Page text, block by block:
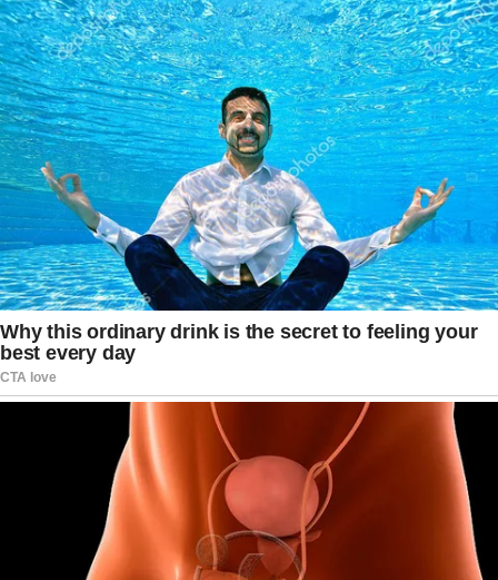
amigos transformaram a publicação em um
espaço de acolhimento, onde predominavam
palavras de conforto, fé e reconhecimento pela
trajetória de Maria Celeste.
Especialistas em comportamento apontam que
manifestações públicas de apoio durante
momentos de luto costumam gerar grande
identificação entre os internautas,
principalmente quando envolvem figuras
conhecidas do público. Ao compartilhar
sentimentos de maneira sincera, artistas e
apresentadores aproximam ainda mais seus
seguidores, que frequentemente encontram
nessas mensagens um incentivo para expressar
carinho e solidariedade. No caso de Hugo